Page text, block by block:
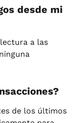
desde mi
a las
de los últimos